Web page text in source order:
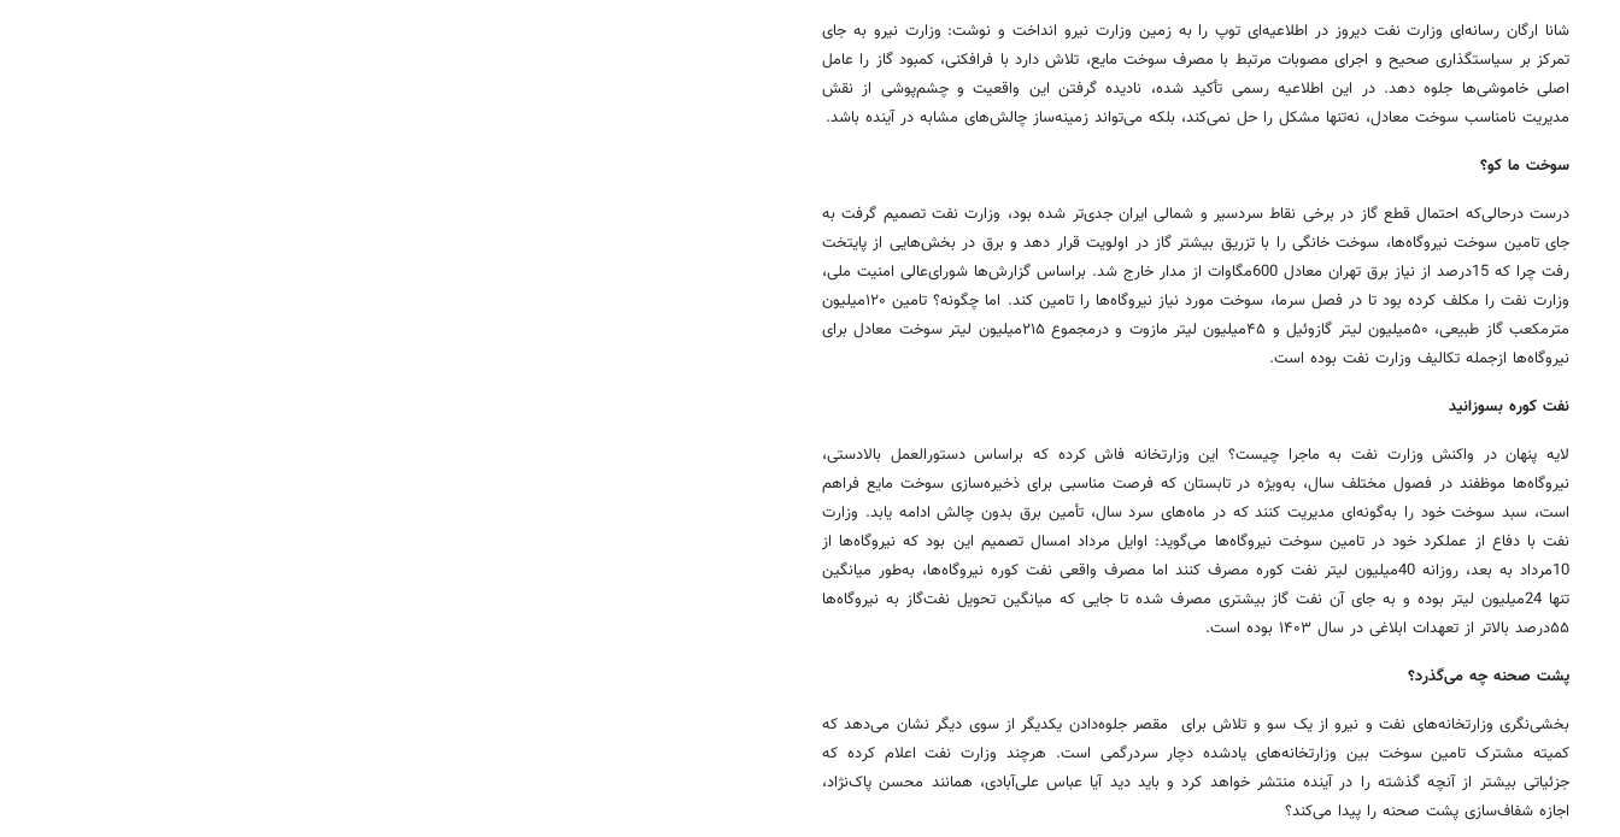
شانا ارگان رسانه‌ای وزارت نفت دیروز در اطلاعیه‌ای توپ را به زمین وزارت نیرو انداخت و نوشت: وزارت نیرو به جای
تمرکز بر سیاستگذاری صحیح و اجرای مصوبات مرتبط با مصرف سوخت مایع، تلاش دارد با فرافکنی، کمبود گاز را عامل
اصلی خاموشی‌ها جلوه دهد. در این اطلاعیه رسمی تأکید شده، نادیده گرفتن این واقعیت و چشم‌پوشی از نقش
مدیریت نامناسب سوخت معادل، نه‌تنها مشکل را حل نمی‌کند، بلکه می‌تواند زمینه‌ساز چالش‌های مشابه در آینده باشد.
سوخت ما کو؟
درست درحالی‌که احتمال قطع گاز در برخی نقاط سردسیر و شمالی ایران جدی‌تر شده بود، وزارت نفت تصمیم گرفت ‌به
جای تامین سوخت نیروگاه‌ها، سوخت خانگی را با تزریق بیشتر گاز در اولویت قرار دهد و برق در بخش‌هایی از پایتخت
رفت چرا که 15درصد از نیاز برق تهران معادل 600مگاوات از مدار خارج شد. براساس گزارش‌ها شورای‌عالی امنیت ملی،
وزارت نفت را مکلف کرده بود تا در فصل سرما، سوخت مورد نیاز نیروگاه‌ها را تامین کند. اما چگونه؟ تامین ۱۲۰میلیون
مترمکعب گاز طبیعی، ۵۰میلیون لیتر گازوئیل و ۴۵میلیون لیتر مازوت و درمجموع ۲۱۵میلیون لیتر سوخت معادل برای
نیروگاه‌‎ها ازجمله تکالیف وزارت نفت بوده است.
نفت کوره بسوزانید
لایه پنهان در واکنش وزارت نفت به ماجرا چیست؟ این وزارتخانه فاش کرده که براساس دستورالعمل بالادستی،
نیروگاه‌ها موظفند در فصول مختلف سال، به‌ویژه در تابستان که فرصت مناسبی برای ذخیره‌سازی سوخت مایع فراهم
است، سبد سوخت خود را به‌گونه‌ای مدیریت کنند که در ماه‌های سرد سال، تأمین برق بدون چالش ادامه یابد. وزارت
نفت با دفاع از عملکرد خود در تامین سوخت نیروگاه‌ها می‌گوید: اوایل مرداد امسال تصمیم این بود که نیروگاه‌ها از
10مرداد به بعد، روزانه 40میلیون لیتر نفت کوره مصرف کنند اما مصرف واقعی نفت کوره نیروگاه‌ها، به‌طور میانگین
تنها 24میلیون لیتر بوده و به جای آن نفت گاز بیشتری مصرف شده تا جایی که میانگین تحویل نفت‌گاز به نیروگاه‌ها
۵۵درصد بالاتر از تعهدات ابلاغی در سال ۱۴۰۳ بوده است.
پشت صحنه چه می‌گذرد؟
بخشی‌نگری وزارتخانه‌های نفت و نیرو از یک سو و تلاش برای ‌ ‌مقصر جلوه‌دادن یکدیگر از سوی دیگر نشان می‌دهد که
کمیته مشترک تامین سوخت بین وزارتخانه‌های یادشده دچار سردرگمی است. هرچند وزارت نفت اعلام کرده که
جزئیاتی بیشتر از آنچه گذشته را در آینده منتشر خواهد کرد و باید دید آیا عباس علی‌آبادی، همانند محسن پاک‌نژاد،
اجازه شفاف‌سازی پشت صحنه را پیدا می‌کند؟